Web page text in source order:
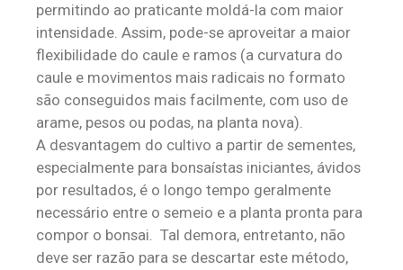
permitindo ao praticante moldá-la com maior
intensidade. Assim, pode-se aproveitar a maior
flexibilidade do caule e ramos (a curvatura do
caule e movimentos mais radicais no formato
são conseguidos mais facilmente, com uso de
arame, pesos ou podas, na planta nova).
A desvantagem do cultivo a partir de sementes,
especialmente para bonsaístas iniciantes, ávidos
por resultados, é o longo tempo geralmente
necessário entre o semeio e a planta pronta para
compor o bonsai. Tal demora, entretanto, não
deve ser razão para se descartar este método,